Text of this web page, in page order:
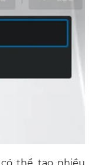
thể tạo nhiều